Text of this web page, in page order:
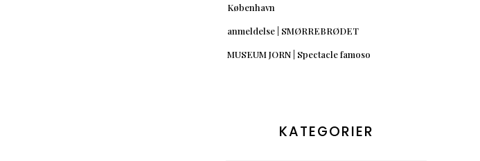
København
anmeldelse | SMØRREBRØDET
MUSEUM JORN | Spectacle famoso
KATEGORIER